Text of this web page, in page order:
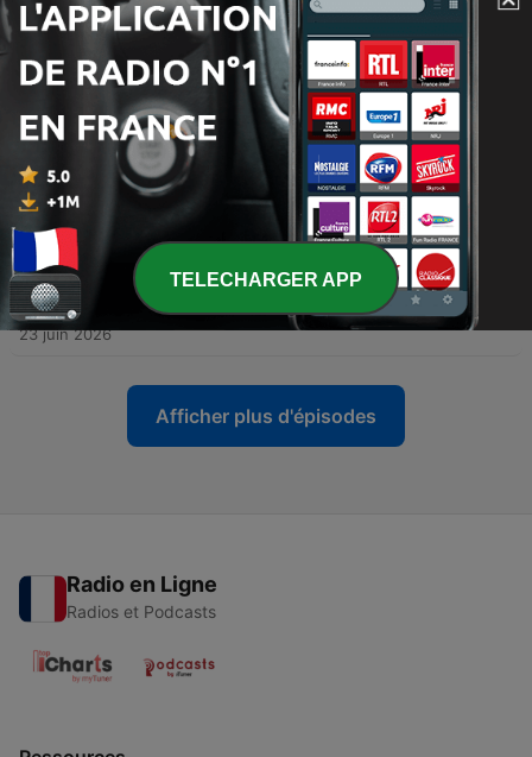
31 - Les aventures de Mbombo — Le dernier jour avant
les vacances
13 juil. 2026
Les aventures de Mbombo — Le remède de
Mbombo
29 - Les aventures de Mbombo — Le tam-tam de la
02 juil. 2026
28 - Les aventures de Mbombo — La terre rouge de
Toumbou
23 juin 2026
Afficher plus d'épisodes
Radio en Ligne
Radios et Podcasts
TELECHARGER APP